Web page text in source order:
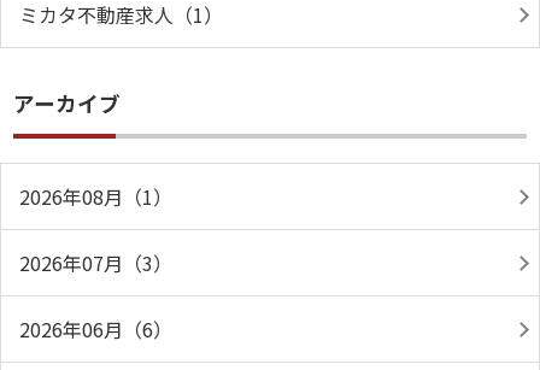
ミカタ不動産求人（1）
アーカイブ
2026年08月（1）
2026年07月（3）
2026年06月（6）